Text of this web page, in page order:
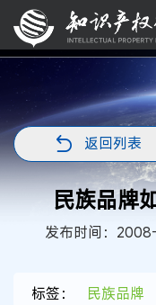
返回列表
民族品牌
发布时间：
标签：
民族品牌